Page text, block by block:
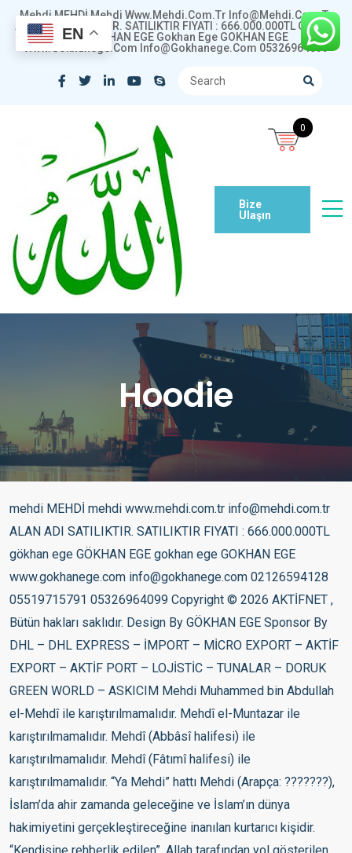
Mehdi MEHDİ Mehdi Www.mehdi.com.tr Info@mehdi.com.tr
ALAN ADI SATILIKTIR. SATILIKTIR FIYATI : 666.000.000TL Gökhan
Ege GÖKHAN EGE Gokhan Ege GOKHAN EGE
Www.gokhanege.com Info@gokhanege.com 05326964099
Bize
Ulaşın
Hoodie
mehdi MEHDİ mehdi www.mehdi.com.tr info@mehdi.com.tr ALAN ADI SATILIKTIR. SATILIKTIR FIYATI : 666.000.000TL gökhan ege GÖKHAN EGE gokhan ege GOKHAN EGE www.gokhanege.com info@gokhanege.com 02126594128 05519715791 05326964099 Copyright © 2026 AKTİFNET , Bütün hakları saklıdır. Design By GÖKHAN EGE Sponsor By DHL – DHL EXPRESS – İMPORT – MİCRO EXPORT – AKTİF EXPORT – AKTİF PORT – LOJİSTİC – TUNALAR – DORUK GREEN WORLD – ASKICIM Mehdi Muhammed bin Abdullah el-Mehdî ile karıştırılmamalıdır. Mehdî el-Muntazar ile karıştırılmamalıdır. Mehdî (Abbâsî halifesi) ile karıştırılmamalıdır. Mehdî (Fâtımî halifesi) ile karıştırılmamalıdır. “Ya Mehdi” hattı Mehdi (Arapça: ???????), İslam’da ahir zamanda geleceğine ve İslam’ın dünya hakimiyetini gerçekleştireceğine inanılan kurtarıcı kişidir. “Kendisine rehberlik edilen”, Allah tarafından yol gösterilen, hususi ve şahsi bir tarzda Allah’ın hidayetine nail olan (hidayete erdirilen) kişi manasındadır.[1] İnanç Kur’an’da yer almamakla birlikte bazı ayetlerin yorumları, hadisler ve dini önderlerin sözleri üzerinden değişik İslam coğrafyalarında kendisine yer edinmiştir. Mehdi, Mesih, Deccal, Süfyan gibi karakterler erken İslam tarihinde, iktidar olma savaşı veren Kufe merkezli Alioğulları (Ehl-i beyt), Horasan coğrafyasından siyah sancaklı Abbasiler ve Ebu Süfyan soyundan gelen Şam merkezli Ümeyyeoğulları (Emeviler) gibi guruplar arasında, çıkış yerleri olarak o günün güç merkezlerini işaret eden, toplumda kendilerine yer edinme adına, iyi karakterlerin kendi içlerinde, kötü karakterlerin ise rakiplerinde aranması yönünde, haklarında çok sayıda hadis uydurulan,[2][3][4] dönemin dinsel-politik figürleri olarak ortaya çıktılar.[5] Daha sonraki dönemlerde ise birtakım dini guruplar, bu figürlerin gerçek anlamda var olduğuna inandılar ve onları inanç esaslarına dahil ettiler. Bu veya benzer deyim ve tiplemeler İslam dünyasında günümüze kadar devam etmiş, dini guruplar kendi liderlerini mehdi, mesih gibi kurtarıcı, rakiplerini ise deccal, süfyan gibi aşağılayıcı sıfatlarla anmaya devam etmişlerdir.[6][7] O kadar ki, Abbasoğulları veya Alioğullarının Mehdi figürüne rakip olarak, Emeviler, iyi bir karakter olan kurtarıcı Süfyan figürünü ortaya sürdüler. Ancak Abbasi veya Ehli beyt taraftarları kısa sürede yeni hadislerle bu figürü (Süfyan) kötü bir karaktere çevirmeyi ve Emevileri alt etmeyi başardılar.[8] Yine politik-dini bir figür olarak Mesih bir gece sabaha karşı “Emevi başkenti” olan Şamda beyaz Minareye iner,[9] Mehdi ile birlikte namaz kılarlar ve güçlerini birleştirerek deccal ile savaşırlar.[10][11][12] “Mehdilik konusu”, kaynaklarda deccal, süfyan, melhame, ahir zaman ve kıyamet gibi eskatolojik korku mitleri ile birlikte işlenmiştir. İmam Suyutiye göre Ashab-ı Kehf, Mehdi’nin yardımcıları olacaktır. Arapça Arapça: ?????? Çevriyazı al-mahdi Anlamı Doğru yolda olan, hidayete ermiş olan. Kurtarıcı inancı dinler tarihinin ortak paydası olarak görülmektedir.[13] Bazı yazarlar, İslam’daki Mehdî inancının kökenlerini Mecusîlik gibi Fars inançlarında ararken diğer bazıları da bunu Yahudi-Hristiyan geleneğindeki “Mesih” öğretisine alternatif oluşturma amacına bağlarlar.[14] Ancak tarihsel olarak Mecusi inancı daha eskiye dayandığı için, Mesih inancını geliştiren Yahudîler’in de, bu düşüncelerini Babil sürgünü zamanında dönemin etkin dini Mazdeizm’den almış olması muhtemeldir.[kaynak belirtilmeli] Şiiliğin inanç esaslarından sayılan Mehdi inancı, akademik çevrelerde pek fazla itibar edilmese de [15] tarih boyunca olduğu gibi tasavvuf ve tarikat merkezli, kendi liderlerini Mehdi, cemaatlerini de Mehdinin cemaati olarak görmek isteyen Sünni toplumlarında da yaygın kabul ve etki gücüne sahiptir. İslâm tarihinde birçok kişi Mehdi olarak görülmüştür. Bunlardan ilkinin de Ali olduğu ifade edilmektedir.[16] Daha sonra oğlu Muhammed bin Hanefiyye de bir grup tarafından Mehdi olarak kabul edilmiştir.[17] Öte yandan Ömer bin Abdülazîz için de Mehdi sifatının kullanıldığını görmekteyiz.[18] Keza Muhammed en-Nefsüzzekiyye bizzat babası tarafından Mehdi unvanıyla takdim edilmiş ve Mehdi olduğu söylenmiştir. Yine Abbasi halifesi Muhammed el-Mehdî bin Abdullâh Mansûr da babası Mansur tarafından Mehdi olarak sunulmuştur.[19] (Mehdilik iddiasında bulunanlar listesi) Dini kaynaklar Mehdi ile ilgili Kur’anda doğrudan bir ayet bulunmamakla birlikte [20] bazı ayetler mehdiye inanan grup ve kişiler tarafından mehdi veya mehdi devri ile ilişkilendirilir. Mehdi hadisleri Ana madde: Hadis Hadisler Muhammed’in ölümünden sonraki yüzyıllar içerisinde, bir ravi zinciri ile Muhammed’e isnad edilen sözlerin toplanıp yazıya geçirilmesi ile oluşturulan İslam sözlü kültür ürünleridir. Bu sözlerin Muhammed’e aidiyetleri ve dini anlamda güvenilirlikleri değişik tartışmaların konusu olagelmiştir. Mehdi ile ilgili hadislerin oy birliği ile uydurma kabul edilen hadislerden olduğu bazı kaynaklarda kaydedilmektedir.[3] Malik b. Enes, Buhârî ve Müslim’in Mehdi kelimesinin geçtiği rivayetlere yer vermediği de belirtilmektedir.[4] Hadislere göre Mehdi kadar, Mehdi’nin talebeleri de üstün kişilerdir. Her grupta bu üstünlükleri elde edebilmek ve kendi liderinin Mehdi olduğunu ispat edebilmek için binlerce hadis uydurulmuştur. Bu yüzden Mehdi’nin dış görünüşü, yapacakları ve çıkacağı yer hakkında birbiriyle çelişen çok sayıda hadis vardır; Bir hadise göre Mehdi Şam’dan, diğerine göre Kufe’den, bir diğerine göre İstanbul’dan, yine bir başka hadise göre ise Medine’den çıkacaktır.[21] – Horasan tarafından gelen siyah sancaklılara katılın. Onların içinde Allah’ın halifesi Mehdi vardır. (Abbasoğulları) [Hakim, İ.Ahmed, Deylemi] – Bazı hadis rivayetlerine göre Mehdi, ehl-i beyt’tendir ve Fâtıma soyundandır.[22] – Kıyâmetin kopması için zamanda sadece bir günden başka vakit kalmamış da olsa Allah benim Ehl-i Beyt’imden bir zatı gönderecek yeryüzü zulümle dolduğu gibi, o yeryüzünü adaletle dolduracak.[23] -“İnsan ona gelecek ve “ey Mehdi! Bana da ver, bana da ver!” diyecek; Mehdi de onun esvabını taşıyabildiği kadar dolduracaktır.” [24] -Ebu Said El-Hudri’den rivayet edilmiştir; dedi ki: “Peygamberimizden sonra bir hadise baş göstermesinden korktuk ve Resulullah’a sorduk, buyurdu ki: Ümmetimde Mehdi vardır; çıkacak ve beş veya yedi veya dokuz -şübhe eden, ravilerden Zeydi’dir- yaşayacaktır.” (Tirmizî) – Ehl-i beyt’imden bir zat yeryüzüne hakim olmadıkça kıyamet kopmaz. Onun alnı açıktır, kemer burunludur. Yeryüzü zulümle dolu iken, o, Dünya’yı adaletle doldurur. İdaresi yedi yıl sürer. (Müslim) -“Allah Resulu buyurdu: İmamınız aranızda olduğu halde, Meryem oğlu nazıl olduğu zaman haliniz nasıl olacak [25] -“Allah Resulu: Ümmetimden her zaman Kıyamet gününe kadar hak yolunda savaşan bir grup olacak. İsa bin Meryem inecek ve Müslümanların emiri ona söyleyecek: “Namazımızı kıldır” O söyleyecek: “Hayr. Sizlerden bazınız diğerine emirdir. Bununla Allah bu ümmeti üstün etmiştir.”[26] – Ümmetim yağmur gibidir, sonu mu, yoksa başlangıcı mı hayırlıdır, bilinmez. Evveli ben, ortası Mehdi ve sonu Mesih olan bir ümmet, asla helâk olmaz. (Tirmizî) Ayrıca bakınız: Mesih, Deccal ve Süfyan Tarihsel gelişim Mehdi deyimi “bir inanç olarak” tarihte ilk kez Keysanilik hareketinde ilk imam olarak bilinen Ali’nin oğlu Muhammed bin el-Hânifîyye için kullanılmıştır. Ayrıca Haris b. Süreyye, Abdullah bin Zübeyr, Ali’nin kölesi Keysan, oğlu Hüseyin, Abdullah bin Zübeyr, Muhtar es Sakafiye bağlı Ali, Emevi halifesi Süleyman bin Abdülmelik ve Yezid’in oğlu Ebu Muhammed için de mehdilik iddia veya isnadları bulunmaktadır.[14] Ayrıca Mehdilik İbrahim’e, Muhammed’e, Dört Büyük Halife’ye ve Abbasiler’in 34. halifesi olan Nasır’a da atfedilen sıfatlardandır.[kaynak belirtilmeli] Emeviler’in son döneminde Mehdi inanışı yayılmıştır. Abbasiler bu inanıştan istifade ederek Emeviler ile mücadele etmiştir. Bu durum Abbasilerin 3. halifesi olan Muhammed ibn Mansûr’a da “el-Mehdi” lâkabı ile yansıtılmıştır. Müslümanlar, değişik kurtarıcı fikirlerinden etkilenmiş olsalar da, kendi sosyal şartlarına uygun olarak farklı bir Mehdî profili (veya profilleri) ortaya koydular. Şiî önderler yeni bir kurtarıcı beklemek yerine, On İkinci İmam’ın ölmeyip Gayba’ya girdiği ve ileride yeniden ortaya çıkacağını ileri sürdüler. Şiîlikte Mehdîlik iddiaları, ileride gelecek bir Şiî hükûmetin sembolü olarak kullanılmaktaydı. Fakat sonraları Şiî ekol Mehdî’yi gerçek manada anladı ve İmamiye kolu onu beklemeyi bir inanç esası haline getirdi. Mehdî’ye birçok vasıflar yükleyerek, hakkında rivayetler uydurdular.[27] Yüzlerce sayı ile ifade edilebilecek bu rivayetler günümüzde sünnni kesim tarafından da makbul sayılan pek çok kaynakta yer almaktadır. İnanç hicri 3. Yüzyılın sonlarından itibaren İslam dünyasına yerleşmiştir. Mehdicilik hareketleri İbn Tumart, Tevhid’e ağırlık veren ve Malikî mezhebini eleştiren hareketi başlatarak 1121’de kendini Mehdi ilan etmiş ve Murabıtları yıkmayı amaçlamıştır. 1130’de İbn Tumart ölmüş ve ardından Abdül Mumin tarafından Muvahhidler kurulmuştur. Dünyada Mehdîci hareketlere dayanan diğer isyanların meydana geldiği ülkeler ve yılları; Kuzey Nijerya (1804), Hindistan (1820, 1828 ve 1880), Java (1825), İran (1844), Cezayir (1849, 1860 ve 1879), Senegal (1854), Sudan (1881) ve Somali. Osmanlı’da Mehdîci hareketler olarak kabul edilen Rafızî isyanları önemli yer tutmaktadır. Bu hareketlerin ilk örnekleri 1240 yılındaki Babai Ayaklanması, son örneği ise 1665 tarihindeki Seyyid Abdullah isyanıdır. 1511 deki Şahkulu isyanı, 1520’de Bozoklu Celal ve 1527 tarihli Şah Kalender isyanları ihtilalci Mehdîci hareketlerin önemlileri olup 1525-1528 tarihleri arasında Adana ve Orta Anadolu’da ortaya çıkan küçük çaplı hareketler de vardır. İsyan önderlerinin tamamına yakını, müritleri tarafından şeyh olarak görülen, kendilerini Mehdî ilan etmeden evvel, bir mağaraya çekilerek uzun bir süre inziva hayatı yaşayan, inzivadan çıktıktan sonra Allah ile temas kurduklarını ve O’nun kendisini görevlendirdiğini açıklayarak ayaklanmayı başlatan kişilerden oluşur. Osmanlı p
EN
0